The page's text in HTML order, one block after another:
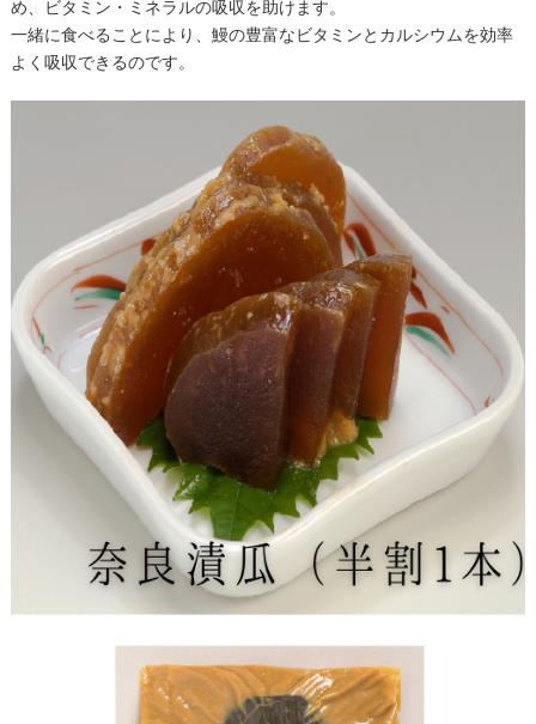
め、ビタミン・ミネラルの吸収を助けます。
一緒に食べることにより、鰻の豊富なビタミンとカルシウムを効率
よく吸収できるのです。